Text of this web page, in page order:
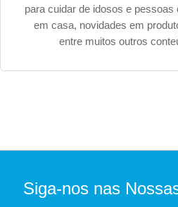
para cuidar de idosos e
em casa, novidades em
entre muitos outros
Siga-nos nas